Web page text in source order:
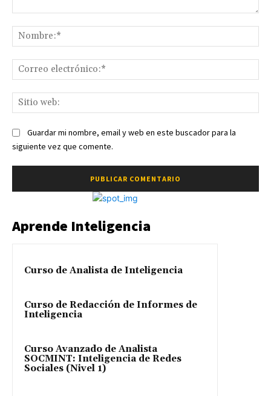
Guardar mi nombre, email y web en este buscador para la
siguiente vez que comente.
Aprende Inteligencia
Curso de Analista de Inteligencia
Curso de Redacción de Informes de
Inteligencia
Curso Avanzado de Analista
SOCMINT: Inteligencia de Redes
Sociales (Nivel 1)